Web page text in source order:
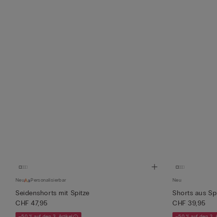
Neu Personalisierbar
Seidenshorts mit Spitze
CHF 47,95
Neu
Shorts aus
CHF 39,95